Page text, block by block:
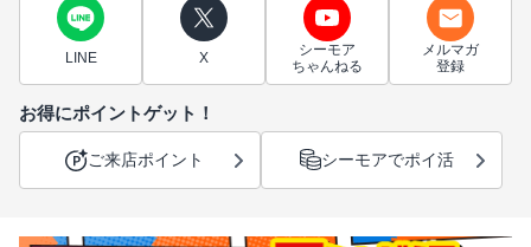
LINE X
シーモア
ちゃんねる
メルマガ
登録
お得にポイントゲット！
ご来店ポイント シーモアでポイ活